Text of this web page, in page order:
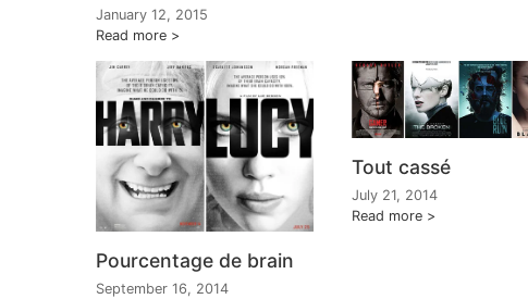
January 12, 2015
Read more
Pourcentage de brain
September 16, 2014
Tout cassé
July 21, 2014
Read more